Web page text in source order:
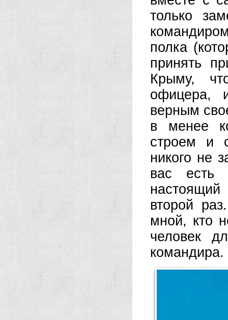
только
полка
принять
Крыму,
офицера,
верным
в менее
строем и
никого не
вас есть
второй
мной, кто
человек
командира.